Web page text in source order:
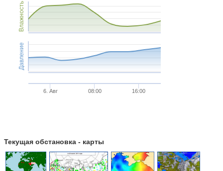
Влажность
Давление
6. Авг 08:00 16:00
Текущая обстановка - карты